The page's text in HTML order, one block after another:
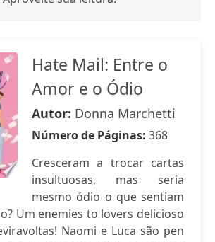
Hate Mail: Entre o
Amor e o Ódio
Autor: Donna Marchetti
Número de Páginas: 368
Cresceram a trocar cartas
insultuosas, mas seria
mesmo ódio o que sentiam
Um enemies to lovers delicioso
Naomi e Luca são pen